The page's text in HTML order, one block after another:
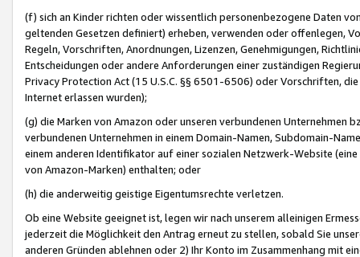
(f) sich an Kinder richten oder wissentlich personenbezogene Daten
geltenden Gesetzen definiert) erheben, verwenden oder offenlegen,
Regeln, Vorschriften, Anordnungen, Lizenzen, Genehmigungen,
Entscheidungen oder andere Anforderungen einer zuständigen
Privacy Protection Act (15 U.S.C. §§ 6501-6506) oder Vorschriften,
Internet erlassen wurden);
(g) die Marken von Amazon oder unseren verbundenen Unternehmen
verbundenen Unternehmen in einem Domain-Namen, Subdomain-
einem anderen Identifikator auf einer sozialen Netzwerk-Website
von Amazon-Marken) enthalten; oder
(h) die anderweitig geistige Eigentumsrechte verletzen.
Ob eine Website geeignet ist, legen wir nach unserem alleinigen
jederzeit die Möglichkeit den Antrag erneut zu stellen, sobald Sie
anderen Gründen ablehnen oder 2) Ihr Konto im Zusammenhang mit